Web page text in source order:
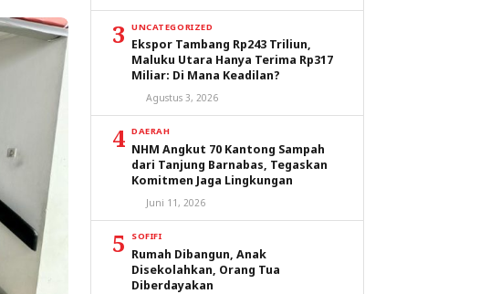
3 UNCATEGORIZED
Ekspor Tambang Rp243 Triliun,
Maluku Utara Hanya Terima Rp317
Miliar: Di Mana Keadilan?
Agustus 3, 2026
4 DAERAH
NHM Angkut 70 Kantong Sampah
dari Tanjung Barnabas, Tegaskan
Komitmen Jaga Lingkungan
Juni 11, 2026
5 SOFIFI
Rumah Dibangun, Anak
Disekolahkan, Orang Tua
Diberdayakan